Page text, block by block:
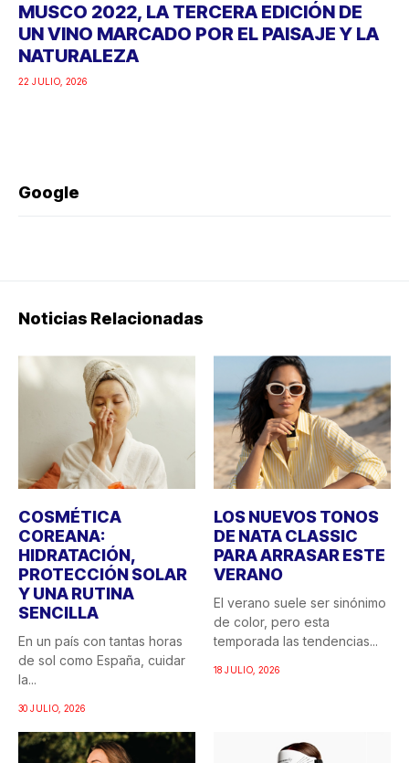
MUSCO 2022, LA TERCERA EDICIÓN DE
UN VINO MARCADO POR EL PAISAJE Y LA
NATURALEZA
22 JULIO, 2026
Google
Noticias Relacionadas
COSMÉTICA
COREANA:
HIDRATACIÓN,
PROTECCIÓN SOLAR
Y UNA RUTINA
SENCILLA
En un país con tantas horas
de sol como España, cuidar
la...
30 JULIO, 2026
LOS NUEVOS TONOS
DE NATA CLASSIC
PARA ARRASAR ESTE
VERANO
El verano suele ser sinónimo
de color, pero esta
temporada las tendencias...
18 JULIO, 2026